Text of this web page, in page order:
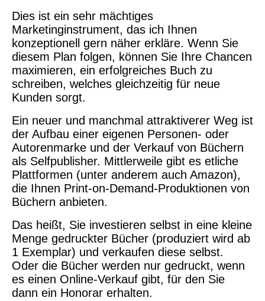
Dies ist ein sehr mächtiges
Marketinginstrument, das ich Ihnen
konzeptionell gern näher erkläre. Wenn Sie
diesem Plan folgen, können Sie Ihre Chancen
maximieren, ein erfolgreiches Buch zu
schreiben, welches gleichzeitig für neue
Kunden sorgt.
Ein neuer und manchmal attraktiverer Weg ist
der Aufbau einer eigenen Personen- oder
Autorenmarke und der Verkauf von Büchern
als Selfpublisher. Mittlerweile gibt es etliche
Plattformen (unter anderem auch Amazon),
die Ihnen Print-on-Demand-Produktionen von
Büchern anbieten.
Das heißt, Sie investieren selbst in eine kleine
Menge gedruckter Bücher (produziert wird ab
1 Exemplar) und verkaufen diese selbst.
Oder die Bücher werden nur gedruckt, wenn
es einen Online-Verkauf gibt, für den Sie
dann ein Honorar erhalten.